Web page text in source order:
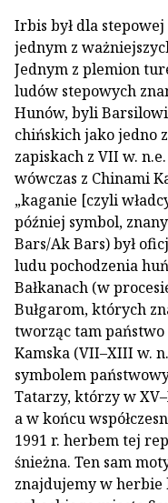
Irbis był dla
jednym z
Jednym z plemion
ludów stepowych
Hunów, byli
chińskich jako jedno
zapiskach z VII w.
wówczas z Chinami
„kaganie [czyli
później symbol,
Bars/Ak Bars) był
ludu pochodzenia
Bałkanach (w
Bułgarom, których
tworząc tam państwo
Kamska (VII–XIII w.
symbolem
Tatarzy, którzy w
a w końcu
1991 r. herbem tej
śnieżna. Ten sam
znajdujemy w herbie